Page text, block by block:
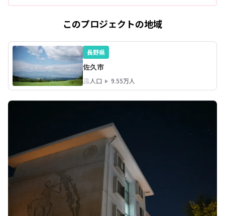
このプロジェクトの地域
長野県
佐久市
人口 9.55万人